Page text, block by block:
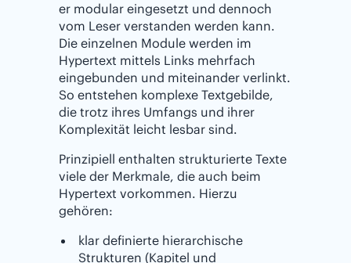
er modular eingesetzt und dennoch
vom Leser verstanden werden kann.
Die einzelnen Module werden im
Hypertext mittels Links mehrfach
eingebunden und miteinander verlinkt.
So entstehen komplexe Textgebilde,
die trotz ihres Umfangs und ihrer
Komplexität leicht lesbar sind.
Prinzipiell enthalten strukturierte Texte
viele der Merkmale, die auch beim
Hypertext vorkommen. Hierzu
gehören:
klar definierte hierarchische
Strukturen (Kapitel und